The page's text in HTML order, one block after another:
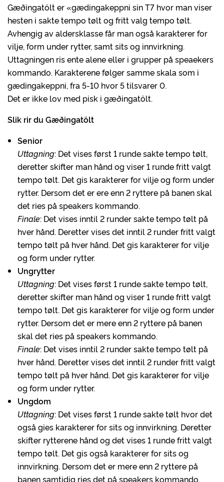
Gæðingatölt er «gædingakeppni sin T7 hvor man viser
hesten i sakte tempo tølt og fritt valg tempo tølt.
Avhengig av aldersklasse får man også karakterer for
vilje, form under rytter, samt sits og innvirkning.
Uttagningen ris ente alene eller i grupper på speaekers
kommando. Karakterene følger samme skala som i
gædingakeppni, fra 5-10 hvor 5 tilsvarer 0.
Det er ikke lov med pisk i gæðingatölt.
Slik rir du Gæðingatölt
Senior
Uttagning: Det vises først 1 runde sakte tempo tølt,
deretter skifter man hånd og viser 1 runde fritt valgt
tempo tølt. Det gis karakterer for vilje og form under
rytter. Dersom det er ere enn 2 ryttere på banen skal
det ries på speakers kommando.
Finale: Det vises inntil 2 runder sakte tempo tølt på
hver hånd. Deretter vises det inntil 2 runder fritt valgt
tempo tølt på hver hånd. Det gis karakterer for vilje
og form under rytter.
Ungrytter
Uttagning: Det vises først 1 runde sakte tempo tølt,
deretter skifter man hånd og viser 1 runde fritt valgt
tempo tølt. Det gis karakterer for vilje og form under
rytter. Dersom det er mere enn 2 ryttere på banen
skal det ries på speakers kommando.
Finale: Det vises inntil 2 runder sakte tempo tølt på
hver hånd. Deretter vises det inntil 2 runder fritt valgt
tempo tølt på hver hånd. Det gis karakterer for vilje
og form under rytter.
Ungdom
Uttagning: Det vises først 1 runde sakte tølt hvor det
også gies karakterer for sits og innvirkning. Deretter
skifter rytterene hånd og det vises 1 runde fritt valgt
tempo tølt. Det gis også karakterer for sits og
innvirkning. Dersom det er mere enn 2 ryttere på
banen samtidig ries det på speakers kommando.